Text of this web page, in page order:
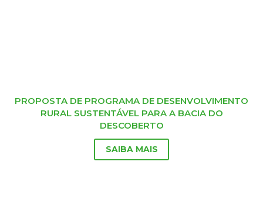
PROPOSTA DE PROGRAMA DE DESENVOLVIMENTO
RURAL SUSTENTÁVEL PARA A BACIA DO
DESCOBERTO
SAIBA MAIS